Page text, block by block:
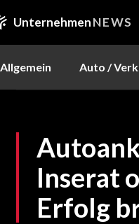
UnternehmenNEWS
Allgemein Auto /
Inserat
Erfolg